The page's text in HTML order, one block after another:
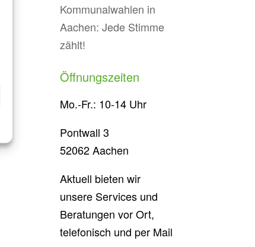
Kommunalwahlen in
Aachen: Jede Stimme
zählt!
Öffnungszeiten
Mo.-Fr.: 10-14 Uhr
Pontwall 3
52062 Aachen
Aktuell bieten wir
unsere Services und
Beratungen vor Ort,
telefonisch und per Mail